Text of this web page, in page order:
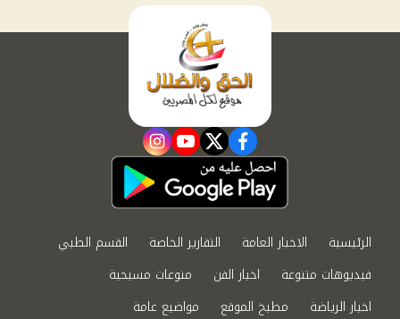
facebook
twitter
youtube
instagram
الرئيسية الاخبار العامة التقارير الخاصة
القسم الطبي
فيديوهات متنوعة
اخبار الفن
منوعات مسيحية
اخبار الرياضة
مطبخ الموقع مواضيع عامة